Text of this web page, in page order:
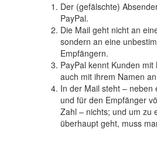
Der (gefälschte)
PayPal.
Die Mail geht nicht an
sondern an eine
Empfängern.
PayPal kennt Kunden
auch mit ihrem Namen
In der Mail steht – neben
und für den Empfänger
Zahl – nichts; und um zu
überhaupt geht, muss